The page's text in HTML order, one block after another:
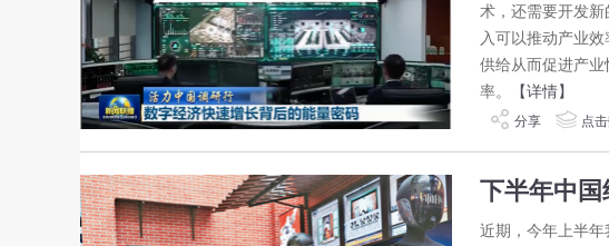
术，还需要开发
入可以推动产业
供给从而促进产
率。
【详情】
分享 点
下半年中国
近期，今年上半